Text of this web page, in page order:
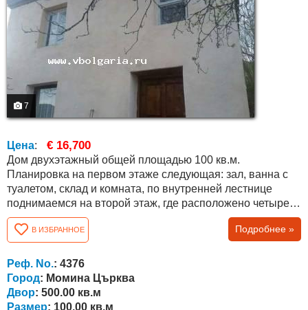
7
Цена: € 16,700
Дом двухэтажный общей площадью 100 кв.м.
Планировка на первом этаже следующая: зал, ванна с
туалетом, склад и комната, по внутренней лестнице
поднимаемся на второй этаж, где расположено четыре
комнаты. Крыша полностью отремонтирована 3-4 года
назад, оконные рамы заменены, но не везде, наружные
стены шпаклеваны и др. Площадь двора составляет 500
кв.м . Из дома открывается прекрасный вид.
Расположение: Деревне Момина Цырква...
В ИЗБРАННОЕ Подробнее »
Реф. No.: 4376
Город: Момина Църква
Двор: 500.00 кв.м
Размер: 100.00 кв.м